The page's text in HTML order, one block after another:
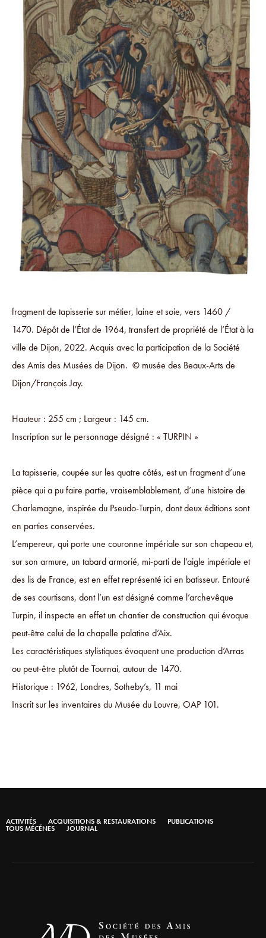
fragment de tapisserie sur métier, laine et soie, vers 1460 /
1470. Dépôt de l’État de 1964, transfert de propriété de l’État à la
ville de Dijon, 2022. Acquis avec la participation de la Société
des Amis des Musées de Dijon. © musée des Beaux-Arts de
Dijon/François Jay.
Hauteur : 255 cm ; Largeur : 145 cm.
Inscription sur le personnage désigné : « TURPIN »
La tapisserie, coupée sur les quatre côtés, est un fragment d’une
pièce qui a pu faire partie, vraisemblablement, d’une histoire de
Charlemagne, inspirée du Pseudo-Turpin, dont deux éditions sont
en parties conservées.
L’empereur, qui porte une couronne impériale sur son chapeau et,
sur son armure, un tabard armorié, mi-parti de l’aigle impériale et
des lis de France, est en effet représenté ici en batisseur. Entouré
de ses courtisans, dont l’un est désigné comme l’archevêque
Turpin, il inspecte en effet un chantier de construction qui évoque
peut-être celui de la chapelle palatine d’Aix.
Les caractéristiques stylistiques évoquent une production d’Arras
ou peut-être plutôt de Tournai, autour de 1470.
Historique : 1962, Londres, Sotheby’s, 11 mai
Inscrit sur les inventaires du Musée du Louvre, OAP 101.
ACTIVITÉS ACQUISITIONS & RESTAURATIONS PUBLICATIONS
TOUS MÉCÉNES JOURNAL